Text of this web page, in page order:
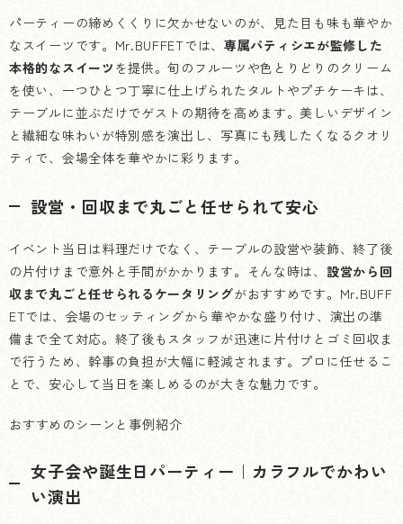
パーティーの締めくくりに欠かせないのが、見た目も味も華やか
なスイーツです。Mr.BUFFETでは、 専属パティシエが監修した
本格的なスイーツ を提供。旬のフルーツや色とりどりのクリーム
を使い、一つひとつ丁寧に仕上げられたタルトやプチケーキは、
テーブルに並ぶだけでゲストの期待を高めます。美しいデザイン
と繊細な味わいが特別感を演出し、写真にも残したくなるクオリ
ティで、会場全体を華やかに彩ります。
設営・回収まで丸ごと任せられて安心
イベント当日は料理だけでなく、テーブルの設営や装飾、終了後
の片付けまで意外と手間がかかります。そんな時は、 設営から回
収まで丸ごと任せられるケータリングがおすすめです。Mr.BUFF
ETでは、会場のセッティングから華やかな盛り付け、演出の準
備まで全て対応。終了後もスタッフが迅速に片付けとゴミ回収ま
で行うため、幹事の負担が大幅に軽減されます。プロに任せるこ
とで、安心して当日を楽しめるのが大きな魅力です。
おすすめのシーンと事例紹介
女子会や誕生日パーティー｜カラフルでかわい
い演出